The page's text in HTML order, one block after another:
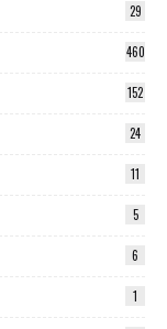
29
460
152
24
11
5
6
1